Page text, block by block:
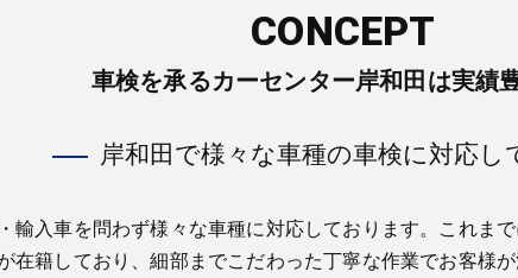
車検を承るカーセンター岸和田は実績
CONCEPT
岸和田で様々な車種の車検に対応し
輸入車を問わず様々な車種に対応しております。これま
在籍しており、細部までこだわった丁寧な作業でお客様